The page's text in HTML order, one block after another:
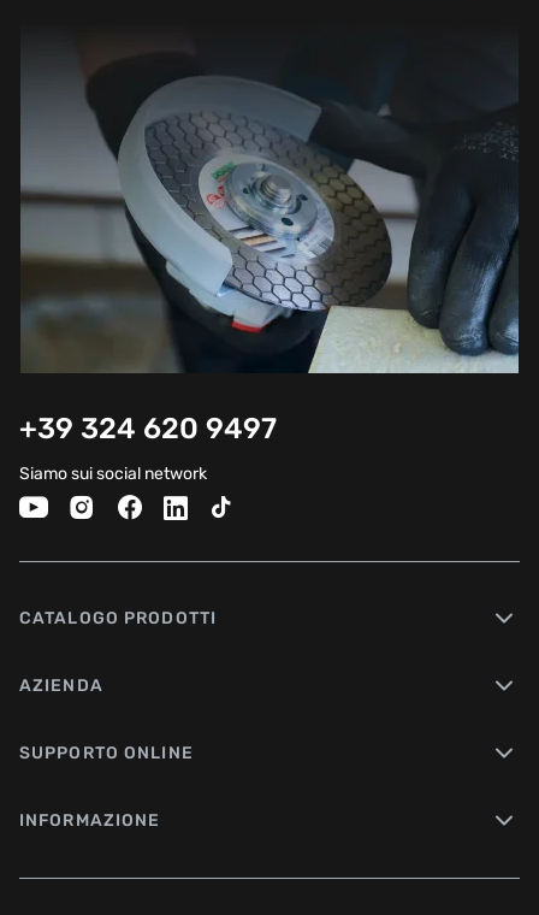
+39 324 620 9497
Siamo sui social network
CATALOGO PRODOTTI
AZIENDA
SUPPORTO ONLINE
INFORMAZIONE